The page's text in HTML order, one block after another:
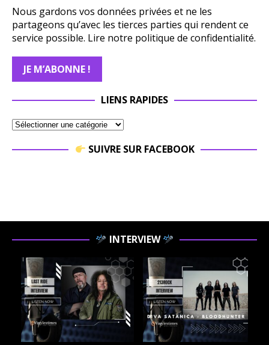
Nous gardons vos données privées et ne les
partageons qu’avec les tierces parties qui rendent ce
service possible. Lire notre politique de confidentialité.
LIENS RAPIDES
SUIVRE SUR FACEBOOK
INTERVIEW